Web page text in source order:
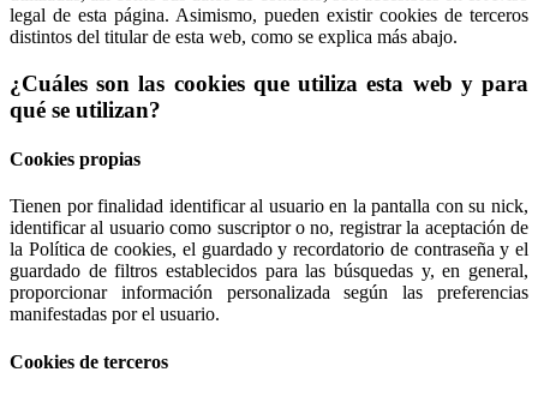
legal de esta página. Asimismo, pueden existir cookies de terceros
distintos del titular de esta web, como se explica más abajo.
¿Cuáles son las cookies que utiliza esta web y para
qué se utilizan?
Cookies propias
Tienen por finalidad identificar al usuario en la pantalla con su nick,
identificar al usuario como suscriptor o no, registrar la aceptación de
la Política de cookies, el guardado y recordatorio de contraseña y el
guardado de filtros establecidos para las búsquedas y, en general,
proporcionar información personalizada según las preferencias
manifestadas por el usuario.
Cookies de terceros